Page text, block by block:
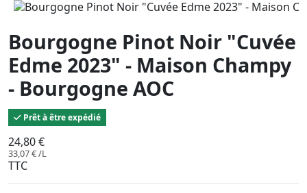
Bourgogne Pinot Noir "Cuvée
Edme 2023" - Maison Champy
- Bourgogne AOC
Prêt à être expédié
24,80 €
33,07 € /L
TTC